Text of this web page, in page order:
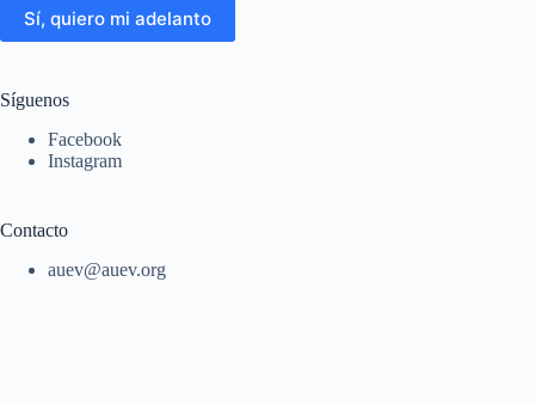
Sí, quiero mi adelanto
Síguenos
Facebook
Instagram
Contacto
auev@auev.org